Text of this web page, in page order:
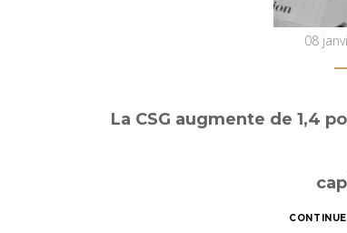
08
La CSG augmente de 1,4